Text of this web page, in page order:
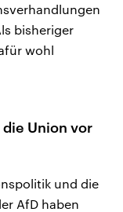
bisheriger
wohl
Union vor
und die
AfD haben